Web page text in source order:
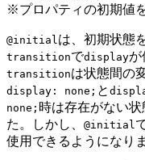
※プロパティの初期値
@initial は、初期状態
transitionでdisplayが
transitionは状態間の
display: none; と
none; 時は存在がない
た。しかし、 @initial
使用できるようになりま